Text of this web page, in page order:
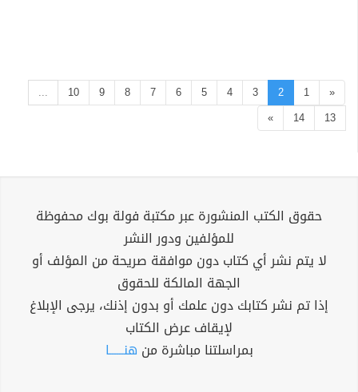
«
1
2
3
4
5
6
7
8
9
10
...
13
14
»
حقوق الكتب المنشورة عبر مكتبة فولة بوك محفوظة
للمؤلفين ودور النشر
لا يتم نشر أي كتاب دون موافقة صريحة من المؤلف أو
الجهة المالكة للحقوق
إذا تم نشر كتابك دون علمك أو بدون إذنك، يرجى الإبلاغ
لإيقاف عرض الكتاب
بمراسلتنا مباشرة من هنــــــا